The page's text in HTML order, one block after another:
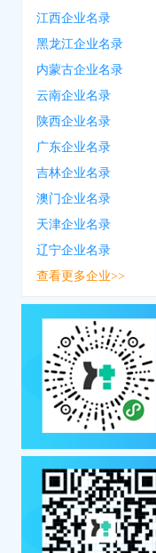
江西企业名录
黑龙江企业名录
内蒙古企业名录
云南企业名录
陕西企业名录
广东企业名录
吉林企业名录
澳门企业名录
天津企业名录
辽宁企业名录
查看更多企业>>